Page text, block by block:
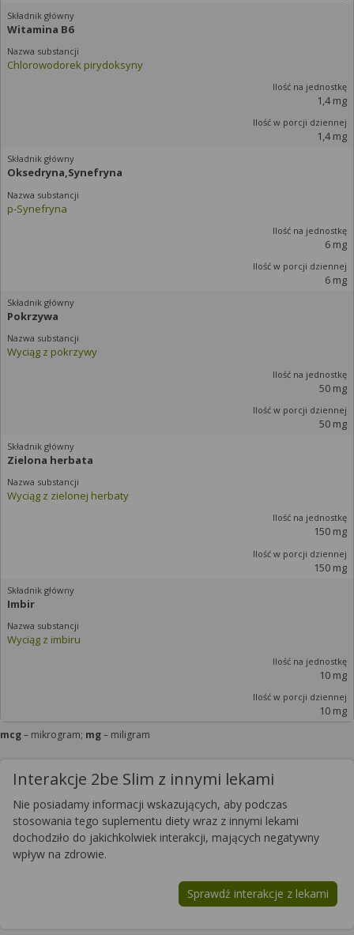
Witamina B6
Chlorowodorek pirydoksyny
1,4 mg
1,4 mg
Oksedryna,Synefryna
p-Synefryna
6 mg
6 mg
Pokrzywa
Wyciąg z pokrzywy
50 mg
50 mg
Zielona herbata
Wyciąg z zielonej herbaty
150 mg
150 mg
Imbir
Wyciąg z imbiru
10 mg
10 mg
mcg– mikrogram; mg– miligram
Interakcje 2be Slim z innymi lekami
Nie posiadamy informacji wskazujących, aby podczas
stosowania tego suplementu diety wraz z innymi lekami
dochodziło do jakichkolwiek interakcji, mających negatywny
wpływ na zdrowie.
Sprawdź interakcje z lekami